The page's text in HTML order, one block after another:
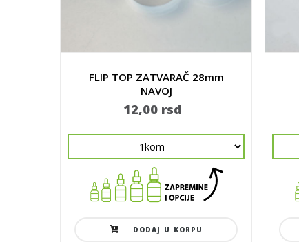
FLIP TOP ZATVARAČ 28mm
NAVOJ
12,00 rsd
DODAJ U KORPU